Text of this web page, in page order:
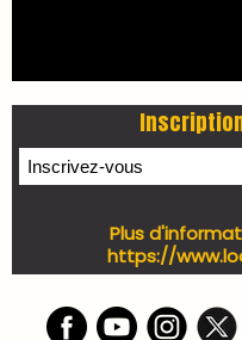
Plus
https://